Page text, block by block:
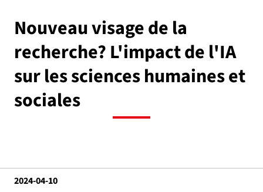
Nouveau visage de la
recherche? L'impact de l'IA
sur les sciences humaines et
sociales
2024-04-10